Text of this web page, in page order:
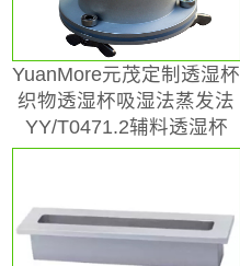
YuanMore元茂定制透湿杯
织物透湿杯吸湿法蒸发法
YY/T0471.2辅料透湿杯